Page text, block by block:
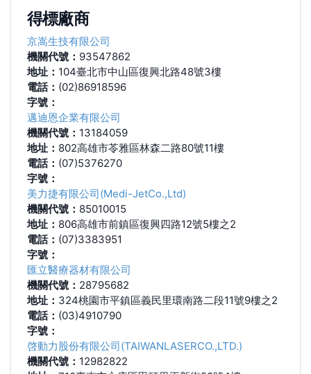
得標廠商
京嵩生技有限公司
機關代號： 93547862
地址： 104臺北市中山區復興北路48號3樓
電話： (02)86918596
字號：
邁迪恩企業有限公司
機關代號： 13184059
地址： 802高雄市苓雅區林森二路80號11樓
電話： (07)5376270
字號：
美力捷有限公司(Medi-JetCo.,Ltd)
機關代號： 85010015
地址： 806高雄市前鎮區復興四路12號5樓之2
電話： (07)3383951
字號：
匯立醫療器材有限公司
機關代號： 28795682
地址： 324桃園市平鎮區義民里環南路二段11號9樓之2
電話： (03)4910790
字號：
啓動力股份有限公司(TAIWANLASERCO.,LTD.)
機關代號： 12982822